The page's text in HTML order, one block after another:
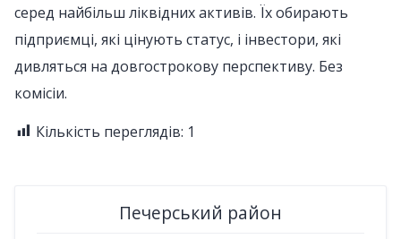
серед найбільш ліквідних активів. Їх обирають
підприємці, які цінують статус, і інвестори, які
дивляться на довгострокову перспективу. Без
комісіи.
Кількість переглядів: 1
Печерський район